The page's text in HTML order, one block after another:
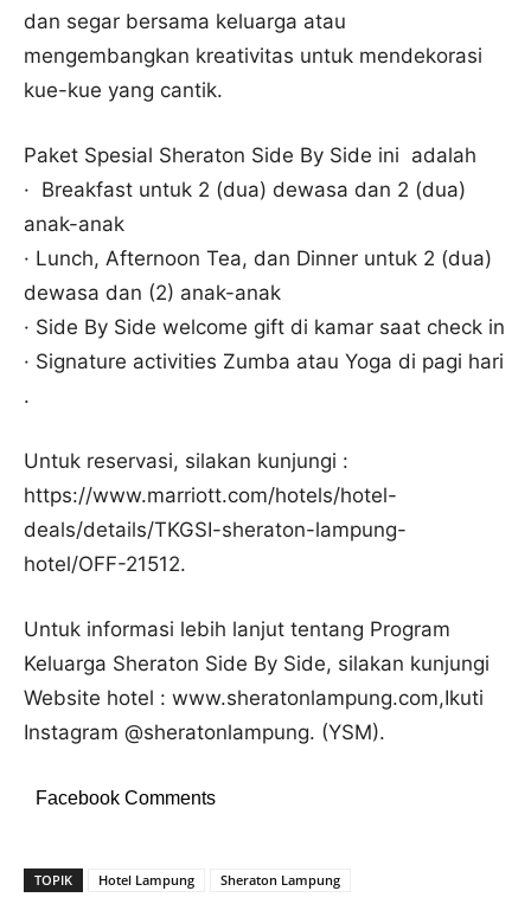
dan segar bersama keluarga atau
mengembangkan kreativitas untuk mendekorasi
kue-kue yang cantik.
Paket Spesial Sheraton Side By Side ini adalah
· Breakfast untuk 2 (dua) dewasa dan 2 (dua)
anak-anak
· Lunch, Afternoon Tea, dan Dinner untuk 2 (dua)
dewasa dan (2) anak-anak
· Side By Side welcome gift di kamar saat check in
· Signature activities Zumba atau Yoga di pagi hari
.
Untuk reservasi, silakan kunjungi :
https://www.marriott.com/hotels/hotel-
deals/details/TKGSI-sheraton-lampung-
hotel/OFF-21512.
Untuk informasi lebih lanjut tentang Program
Keluarga Sheraton Side By Side, silakan kunjungi
Website hotel : www.sheratonlampung.com,Ikuti
Instagram @sheratonlampung. (YSM).
Facebook Comments
TOPIK Hotel Lampung Sheraton Lampung